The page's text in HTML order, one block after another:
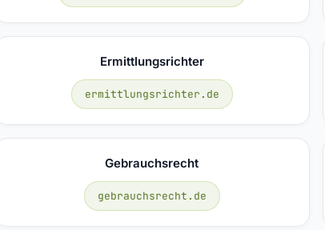
Ermittlungsrichter
ermittlungsrichter.de
Gebrauchsrecht
gebrauchsrecht.de